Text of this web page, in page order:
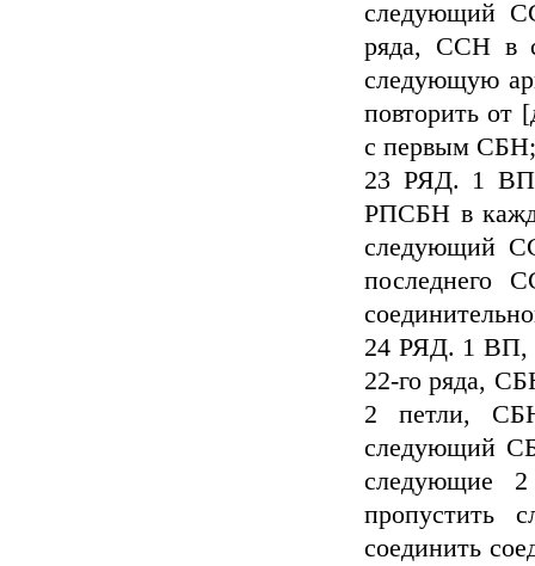
следующий
ряда, ССН в
следующую
повторить от
с первым СБН;
23 РЯД. 1
РПСБН в
следующий
последнего
24 РЯД. 1 ВП,
22-го ряда,
2 петли,
следующий
следующие
пропустить
соединить